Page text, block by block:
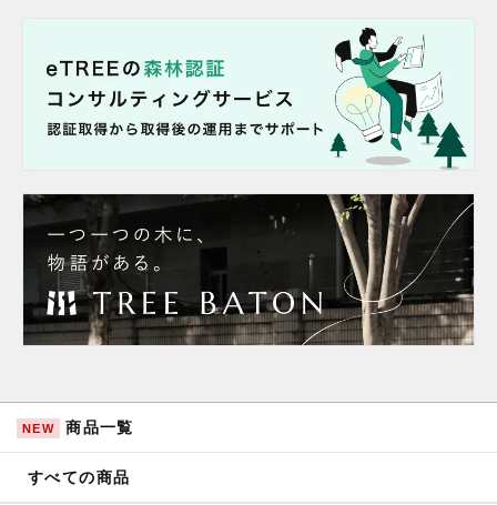
NEW 商品一覧
すべての商品